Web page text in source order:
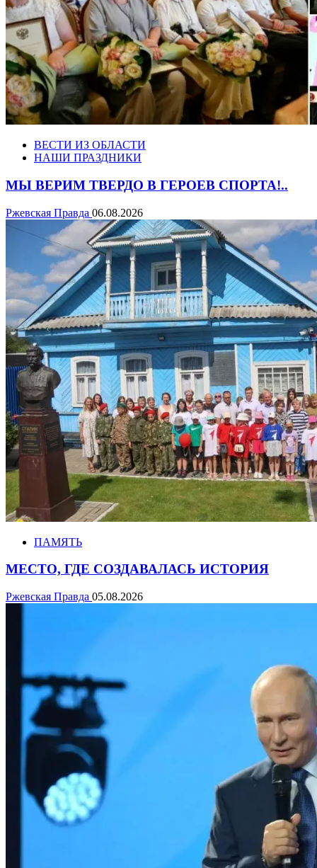
ВЕСТИ ИЗ ОБЛАСТИ
НАШИ ПРАЗДНИКИ
МЫ ВЕРИМ ТВЕРДО В ГЕРОЕВ СПОРТА!..
Ржевская Правда 06.08.2026
ПАМЯТЬ
МЕСТО, ГДЕ СОЗДАВАЛАСЬ ИСТОРИЯ
Ржевская Правда 05.08.2026